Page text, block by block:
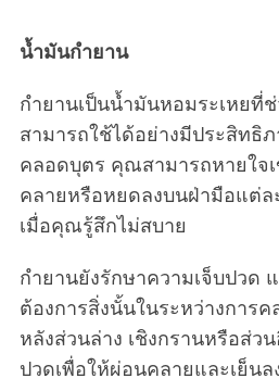
น้ำมันกำยาน
กำยานเป็นน้ำมันหอมระเหยที่
สามารถใช้ได้อย่างมีประสิทธิ
คลอดบุตร คุณสามารถหายใจ
คลายหรือหยดลงบนฝ่ามือแต่ล
เมื่อคุณรู้สึกไม่สบาย
กำยานยังรักษาความเจ็บปวด
ต้องการสิ่งนั้นในระหว่างการ
หลังส่วนล่าง เชิงกรานหรือส่ว
ปวดเพื่อให้ผ่อนคลายและเย็นล